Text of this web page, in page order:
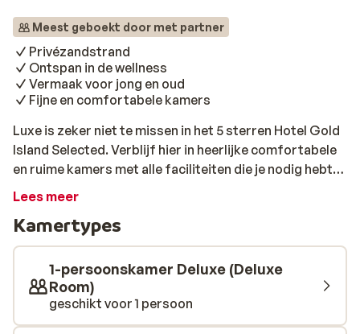
Meest geboekt door met partner
Privézandstrand
Ontspan in de wellness
Vermaak voor jong en oud
Fijne en comfortabele kamers
Luxe is zeker niet te missen in het 5 sterren Hotel Gold
Island Selected. Verblijf hier in heerlijke comfortabele
en ruime kamers met alle faciliteiten die je nodig hebt.
Het hotel ligt direct aan een privézandstrand waar je
drankje of neem een duik in een van de meerdere
zwembaden. Niet te vergeten zijn de 8 verschillende
glijbanen die onder andere bij het aquapark horen van
Gold Island. Voor de kids speciaal zijn hier ook
verschillende faciliteiten want die kunnen zich goed
vermaken in het kinderzwembad, de speeltuin of in de
Lees meer
Kamertypes
1-persoonskamer Deluxe (Deluxe
Room)
geschikt voor 1 persoon